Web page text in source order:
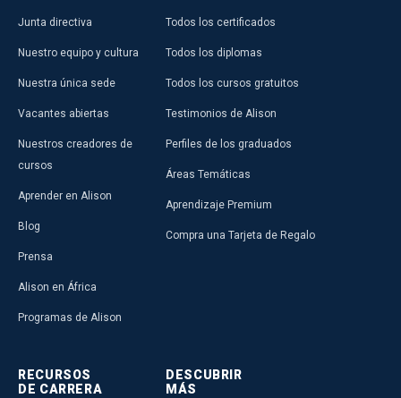
Junta directiva
Nuestro equipo y cultura
Nuestra única sede
Vacantes abiertas
Nuestros creadores de
cursos
Aprender en Alison
Blog
Prensa
Alison en África
Programas de Alison
Todos los certificados
Todos los diplomas
Todos los cursos gratuitos
Testimonios de Alison
Perfiles de los graduados
Áreas Temáticas
Aprendizaje Premium
Compra una Tarjeta de Regalo
RECURSOS
DE CARRERA
DESCUBRIR
MÁS